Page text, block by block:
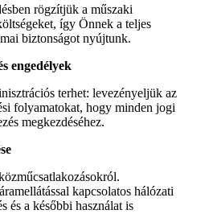
rögzítjük a műszaki
így Önnek a teljes
biztonságot nyújtunk.
engedélyek
terhet: levezényeljük az
folyamatokat, hogy minden jogi
megkezdéséhez.
kapcsolatos hálózati
és a későbbi használat is